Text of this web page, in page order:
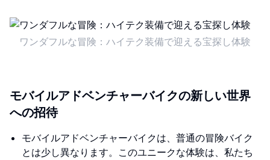
ワンダフルな冒険：ハイテク装備で迎える宝探し体験
モバイルアドベンチャーバイクの新しい世界
への招待
モバイルアドベンチャーバイクは、普通の冒険バイク
とは少し異なります。このユニークな体験は、私たち